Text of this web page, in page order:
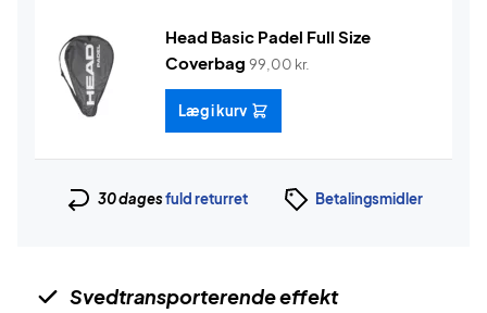
Head Basic Padel Full Size
Coverbag 99,00 kr.
Læg i kurv
30 dagesfuld returret Betalingsmidler
Svedtransporterende effekt